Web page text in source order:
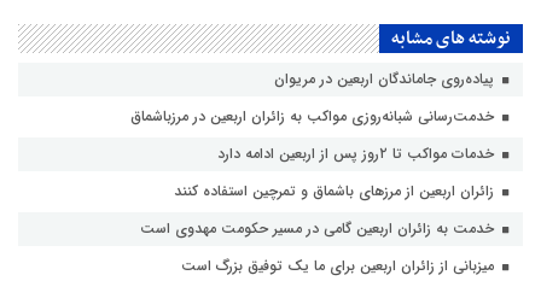
نوشته های مشابه
پیاده‌روی جاماندگان اربعین در مریوان
خدمت‌رسانی شبانه‌روزی مواکب به زائران اربعین در مرزباشماق
خدمات مواکب تا ۲روز پس از اربعین ادامه دارد
زائران اربعین از مرزهای باشماق و تمرچین استفاده کنند
خدمت به زائران اربعین گامی در مسیر حکومت مهدوی است
میزبانی از زائران اربعین برای ما یک توفیق بزرگ است